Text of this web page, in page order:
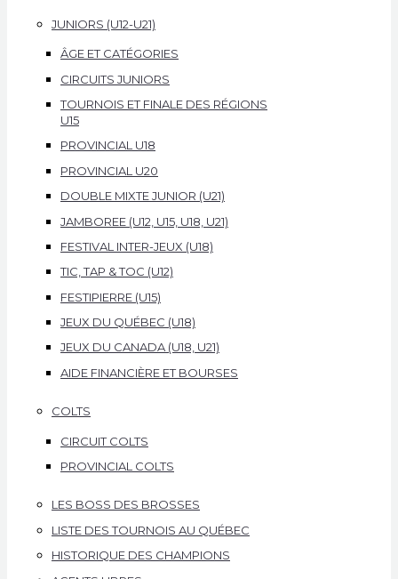
JUNIORS (U12-U21)
ÂGE ET CATÉGORIES
CIRCUITS JUNIORS
TOURNOIS ET FINALE DES RÉGIONS
U15
PROVINCIAL U18
PROVINCIAL U20
DOUBLE MIXTE JUNIOR (U21)
JAMBOREE (U12, U15, U18, U21)
FESTIVAL INTER-JEUX (U18)
TIC, TAP & TOC (U12)
FESTIPIERRE (U15)
JEUX DU QUÉBEC (U18)
JEUX DU CANADA (U18, U21)
AIDE FINANCIÈRE ET BOURSES
COLTS
CIRCUIT COLTS
PROVINCIAL COLTS
LES BOSS DES BROSSES
LISTE DES TOURNOIS AU QUÉBEC
HISTORIQUE DES CHAMPIONS